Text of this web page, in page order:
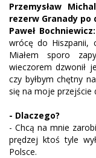
Przemysław
rezerw Granady po
Paweł Bochniewicz:
wrócę do Hiszpanii,
Miałem sporo
wieczorem dzwonił
czy byłbym chętny
się na moje przejście
- Dlaczego?
- Chcą na mnie
prędzej ktoś tyle
Polsce.